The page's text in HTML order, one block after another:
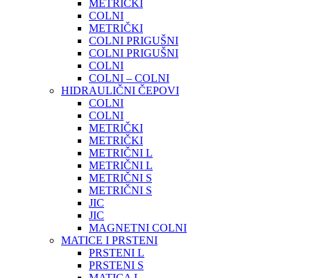
METRIČKI
COLNI
METRIČKI
COLNI PRIGUŠNI
COLNI PRIGUŠNI
COLNI
COLNI – COLNI
HIDRAULIČNI ČEPOVI
COLNI
COLNI
METRIČKI
METRIČKI
METRIČNI L
METRIČNI L
METRIČNI S
METRIČNI S
JIC
JIC
MAGNETNI COLNI
MATICE I PRSTENI
PRSTENI L
PRSTENI S